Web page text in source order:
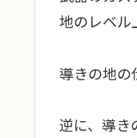
地のレベル
導きの地の
逆に、導き